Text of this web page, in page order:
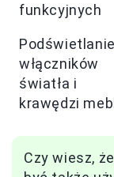
funkcyjnych
Podświetlanie
włączników
światła i
krawędzi
Czy wiesz,